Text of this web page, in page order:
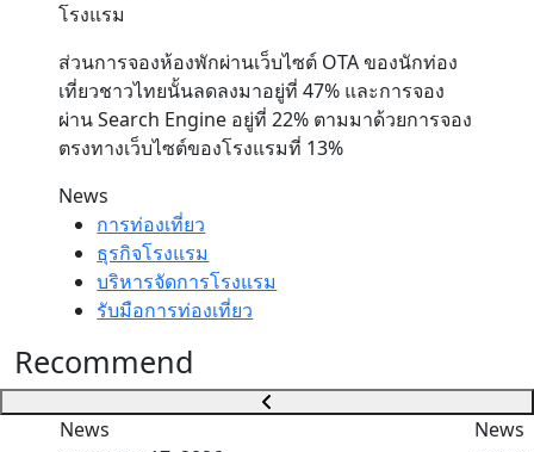
โรงแรม
ส่วนการจองห้องพักผ่านเว็บไซต์ OTA ของนักท่อง
เที่ยวชาวไทยนั้นลดลงมาอยู่ที่ 47% และการจอง
ผ่าน Search Engine อยู่ที่ 22% ตามมาด้วยการจอง
ตรงทางเว็บไซต์ของโรงแรมที่ 13%
News
การท่องเที่ยว
ธุรกิจโรงแรม
บริหารจัดการโรงแรม
รับมือการท่องเที่ยว
Recommend
News
News